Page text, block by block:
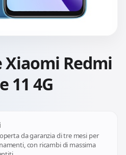
Xiaomi Redmi
11 4G
da garanzia di tre mesi per
con ricambi di massima